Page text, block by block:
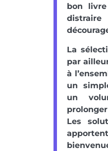
bon
La
par
à
un
un
Les